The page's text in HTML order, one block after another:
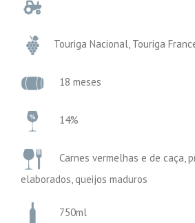
Touriga Nacional, Touriga
18 meses
14%
Carnes vermelhas e de caça,
elaborados, queijos maduros
750ml